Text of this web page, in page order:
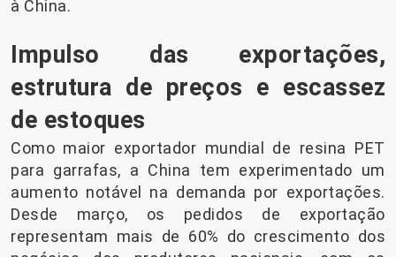
à China.
Impulso das exportações,
estrutura de preços e escassez
de estoques
Como maior exportador mundial de resina PET
para garrafas, a China tem experimentado um
aumento notável na demanda por exportações.
Desde março, os pedidos de exportação
representam mais de 60% do crescimento dos